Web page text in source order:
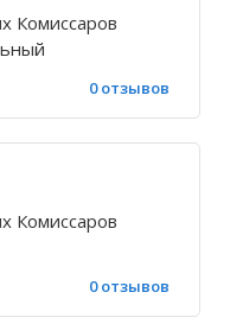
Комиссаров
0 отзывов
Комиссаров
0 отзывов